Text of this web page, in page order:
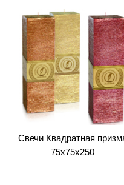
Свечи Квадратная
75х75х250